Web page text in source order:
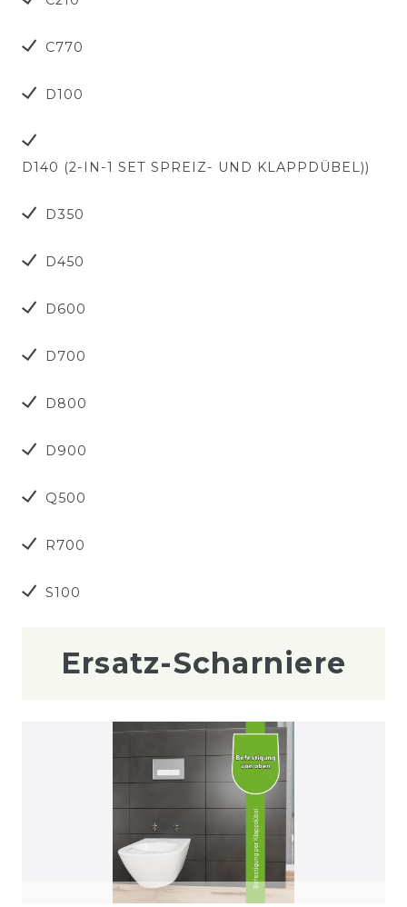
C770
D100
D140 (2-IN-1 SET SPREIZ- UND KLAPPDÜBEL))
D350
D450
D600
D700
D800
D900
Q500
R700
S100
Ersatz-Scharniere